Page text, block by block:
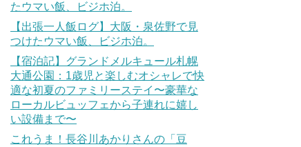
たウマい飯、ビジホ泊。
【出張一人飯ログ】大阪・泉佐野で見
つけたウマい飯、ビジホ泊。
【宿泊記】グランドメルキュール札幌
大通公園：1歳児と楽しむオシャレで快
適な初夏のファミリーステイ〜豪華な
ローカルビュッフェから子連れに嬉し
い設備まで〜
これうま！長谷川あかりさんの「豆